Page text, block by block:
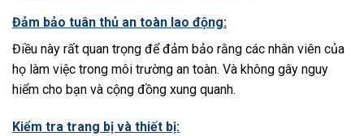
Đảm bảo tuân thủ an toàn lao động:
Điều này rất quan trọng để đảm bảo rằng các nhân viên của
họ làm việc trong môi trường an toàn. Và không gây nguy
hiểm cho bạn và cộng đồng xung quanh.
Kiểm tra trang bị và thiết bị: